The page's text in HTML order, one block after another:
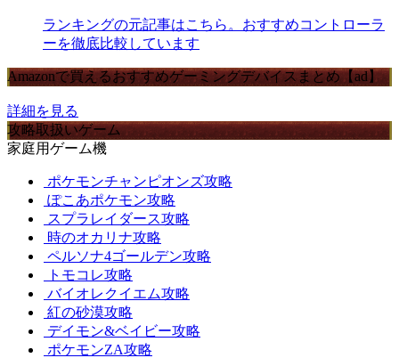
ランキングの元記事はこちら。おすすめコントローラ
ーを徹底比較しています
Amazonで買えるおすすめゲーミングデバイスまとめ【ad】
詳細を見る
攻略取扱いゲーム
家庭用ゲーム機
ポケモンチャンピオンズ攻略
ぽこあポケモン攻略
スプラレイダース攻略
時のオカリナ攻略
ペルソナ4ゴールデン攻略
トモコレ攻略
バイオレクイエム攻略
紅の砂漠攻略
デイモン&ベイビー攻略
ポケモンZA攻略